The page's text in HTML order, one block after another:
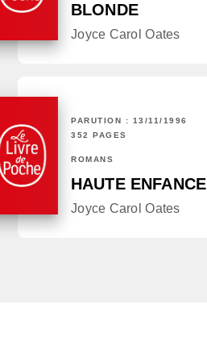
BLONDE
Joyce Carol Oates
PARUTION : 13/11/1996
352 PAGES
ROMANS
HAUTE ENFANCE
Joyce Carol Oates